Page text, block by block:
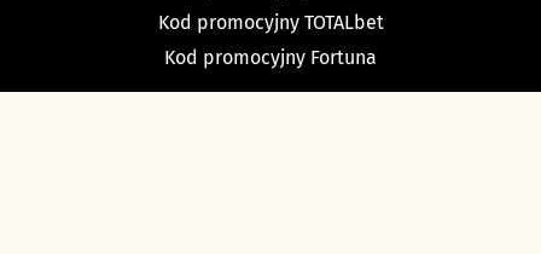
Kod promocyjny TOTALbet
Kod promocyjny Fortuna